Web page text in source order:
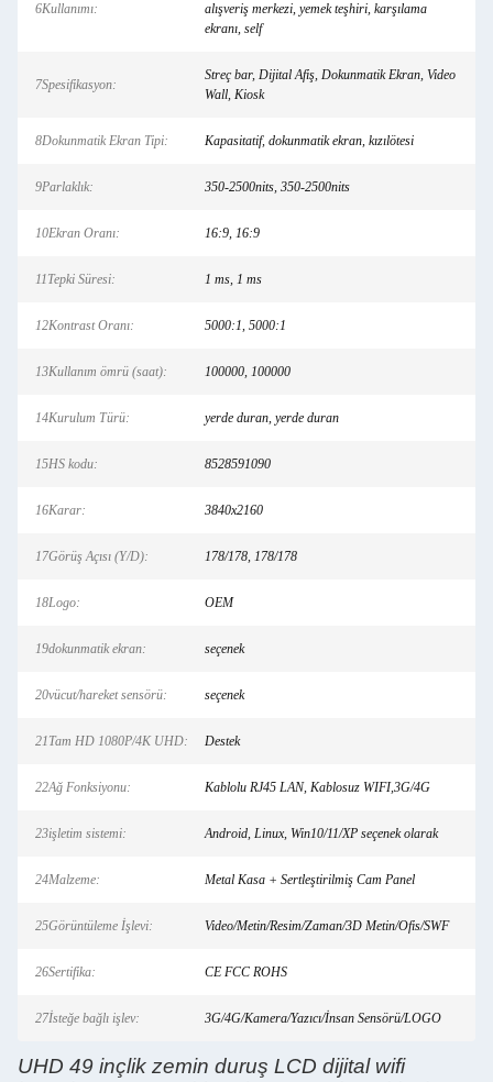
6Kullanımı:
alışveriş merkezi, yemek teşhiri, karşılama
ekranı, self
7Spesifikasyon:
Streç bar, Dijital Afiş, Dokunmatik Ekran, Video
Wall, Kiosk
8Dokunmatik Ekran Tipi: Kapasitatif, dokunmatik ekran, kızılötesi
9Parlaklık: 350-2500nits, 350-2500nits
10Ekran Oranı: 16:9, 16:9
11Tepki Süresi: 1 ms, 1 ms
12Kontrast Oranı: 5000:1, 5000:1
13Kullanım ömrü (saat): 100000, 100000
14Kurulum Türü: yerde duran, yerde duran
15HS kodu: 8528591090
16Karar: 3840x2160
17Görüş Açısı (Y/D): 178/178, 178/178
18Logo: OEM
19dokunmatik ekran: seçenek
20vücut/hareket sensörü: seçenek
21Tam HD 1080P/4K UHD: Destek
22Ağ Fonksiyonu: Kablolu RJ45 LAN, Kablosuz WIFI,3G/4G
23işletim sistemi: Android, Linux, Win10/11/XP seçenek olarak
24Malzeme: Metal Kasa + Sertleştirilmiş Cam Panel
25Görüntüleme İşlevi: Video/Metin/Resim/Zaman/3D Metin/Ofis/SWF
26Sertifika: CE FCC ROHS
27İsteğe bağlı işlev: 3G/4G/Kamera/Yazıcı/İnsan Sensörü/LOGO
UHD 49 inçlik zemin duruş LCD dijital wifi